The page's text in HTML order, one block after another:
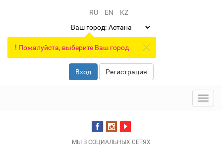
RU EN
KZ
Ваш город:
! Пожалуйста, выберите Ваш город
Вход Регистрация
МЫ В СОЦИАЛЬНЫХ СЕТЯХ